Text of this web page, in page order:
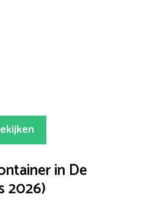
in De
2026)